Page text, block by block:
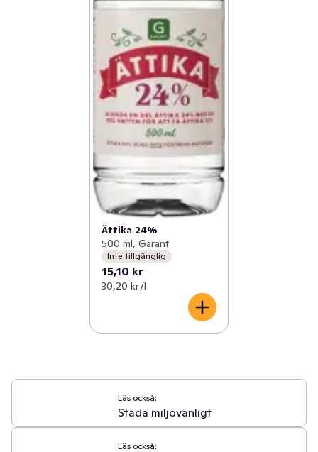
Ättika 24%
500 ml, Garant
Inte tillgänglig
15,10 kr
30,20 kr /l
Läs också:
Städa miljövänligt
Läs också: